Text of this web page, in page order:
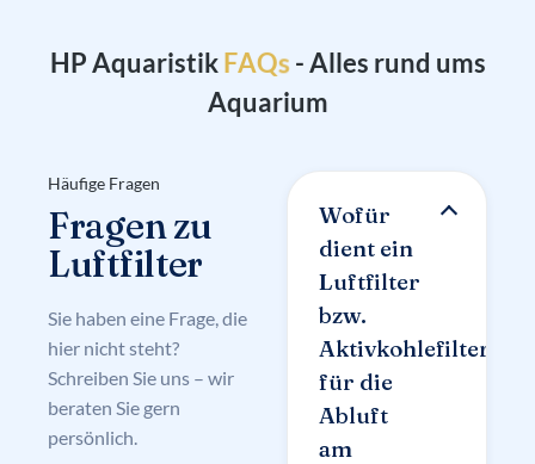
HP Aquaristik
- Alles rund ums
Aquarium
Häufige Fragen
Fragen zu
Luftfilter
Sie haben eine Frage, die
hier nicht steht?
Schreiben Sie uns – wir
beraten Sie gern
persönlich.
Wofür
dient ein
Luftfilter
bzw.
Aktivkohlefilter
für die
Abluft
am